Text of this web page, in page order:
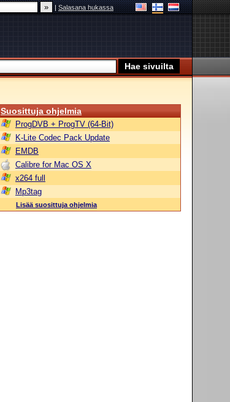
|Salasana hukassa
Suosittuja ohjelmia
ProgDVB + ProgTV (64-Bit)
K-Lite Codec Pack Update
EMDB
Calibre for Mac OS X
x264 full
Mp3tag
Lisää suosittuja ohjelmia